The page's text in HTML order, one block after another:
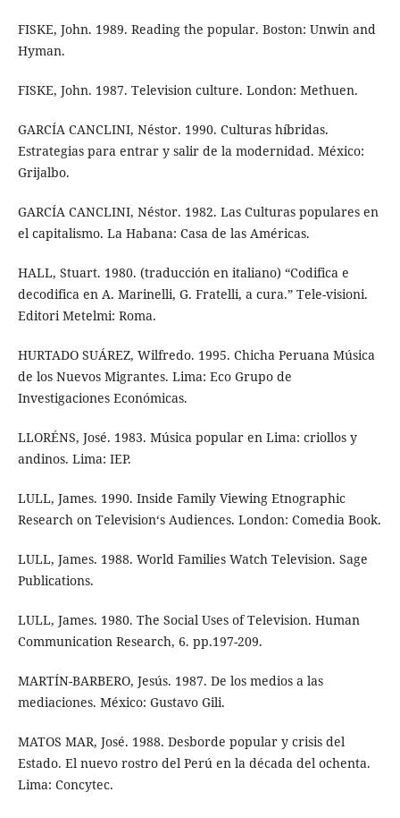
FISKE, John. 1989. Reading the popular. Boston: Unwin and
Hyman.
FISKE, John. 1987. Television culture. London: Methuen.
GARCÍA CANCLINI, Néstor. 1990. Culturas híbridas.
Estrategias para entrar y salir de la modernidad. México:
Grijalbo.
GARCÍA CANCLINI, Néstor. 1982. Las Culturas populares en
el capitalismo. La Habana: Casa de las Américas.
HALL, Stuart. 1980. (traducción en italiano) “Codifica e
decodifica en A. Marinelli, G. Fratelli, a cura.” Tele-visioni.
Editori Metelmi: Roma.
HURTADO SUÁREZ, Wilfredo. 1995. Chicha Peruana Música
de los Nuevos Migrantes. Lima: Eco Grupo de
Investigaciones Económicas.
LLORÉNS, José. 1983. Música popular en Lima: criollos y
andinos. Lima: IEP.
LULL, James. 1990. Inside Family Viewing Etnographic
Research on Television‘s Audiences. London: Comedia Book.
LULL, James. 1988. World Families Watch Television. Sage
Publications.
LULL, James. 1980. The Social Uses of Television. Human
Communication Research, 6. pp.197-209.
MARTÍN-BARBERO, Jesús. 1987. De los medios a las
mediaciones. México: Gustavo Gili.
MATOS MAR, José. 1988. Desborde popular y crisis del
Estado. El nuevo rostro del Perú en la década del ochenta.
Lima: Concytec.